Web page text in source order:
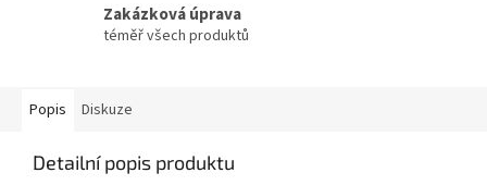
Zakázková úprava
téměř všech produktů
Popis Diskuze
Detailní popis produktu